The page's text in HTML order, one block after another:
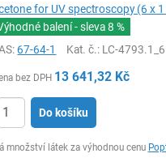
for UV spectroscopy (6 x 1
balení - sleva8 %
67-64-1 Kat. č.: LC-4793.1_6
bez DPH 13 641,32 Kč
Do košíku
množství látek za výhodnou cenu